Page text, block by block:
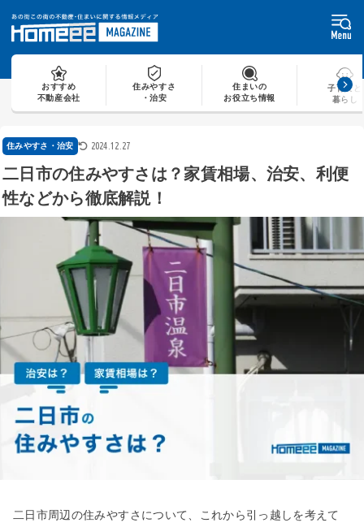
おすすめ
不動産会社
住みやすさ
・治安
住まいの
お役立ち情報
子育てと
暮らし
住みやすさ・治安 2024.12.27
二日市の住みやすさは？家賃相場、治安、利便
性などから徹底解説！
二日市周辺の住みやすさについて、これから引っ越しを考えて